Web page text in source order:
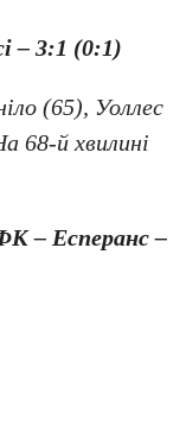
– 3:1 (0:1)
(65), Уоллес
68-й хвилині
– Есперанс –